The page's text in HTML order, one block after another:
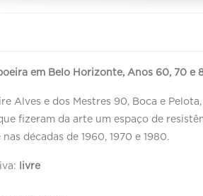
em Belo Horizonte, Anos 60, 70 e
Alves e dos Mestres 90, Boca e
fizeram da arte um espaço de
décadas de 1960, 1970 e 1980.
livre